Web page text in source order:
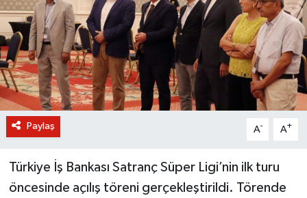
Paylaş A- A+
Türkiye İş Bankası Satranç Süper Ligi’nin ilk turu
öncesinde açılış töreni gerçekleştirildi. Törende